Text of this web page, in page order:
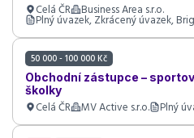
Celá ČR Business Area s.r.o.
Plný úvazek, Zkrácený úvazek,
50 000 - 100 000 Kč
Obchodní zástupce –
školky
Celá ČR MV Active s.r.o. Plný